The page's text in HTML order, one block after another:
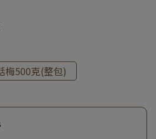
梅500克(整包)